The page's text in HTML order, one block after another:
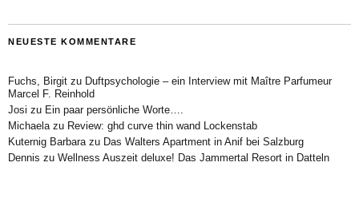
NEUESTE KOMMENTARE
Fuchs, Birgit zu Duftpsychologie – ein Interview mit Maître Parfumeur
Marcel F. Reinhold
Josi zu Ein paar persönliche Worte….
Michaela zu Review: ghd curve thin wand Lockenstab
Kuternig Barbara zu Das Walters Apartment in Anif bei Salzburg
Dennis zu Wellness Auszeit deluxe! Das Jammertal Resort in Datteln